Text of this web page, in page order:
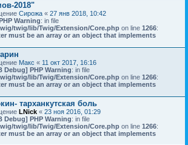
2018"
Сирожа « 27 янв 2018, 10:42
Warning: in file
twig/lib/Twig/Extension/Core.php on line 1266:
must be an array or an object that implements
Макс « 11 окт 2017, 16:16
Debug] PHP Warning: in file
twig/lib/Twig/Extension/Core.php on line 1266:
must be an array or an object that implements
тарханкутская боль
LNick « 23 ноя 2016, 01:29
Debug] PHP Warning: in file
twig/lib/Twig/Extension/Core.php on line 1266:
must be an array or an object that implements